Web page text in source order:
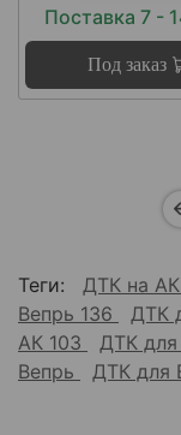
Поставка 7 -
Под заказ
Теги: ДТК на
Вепрь 136
ДТК
АК 103
ДТК
Вепрь
ДТК для